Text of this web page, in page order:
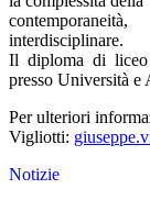
interdisciplinare.
Il diploma di liceo
presso Università e
Per ulteriori
Vigliotti:
Notizie